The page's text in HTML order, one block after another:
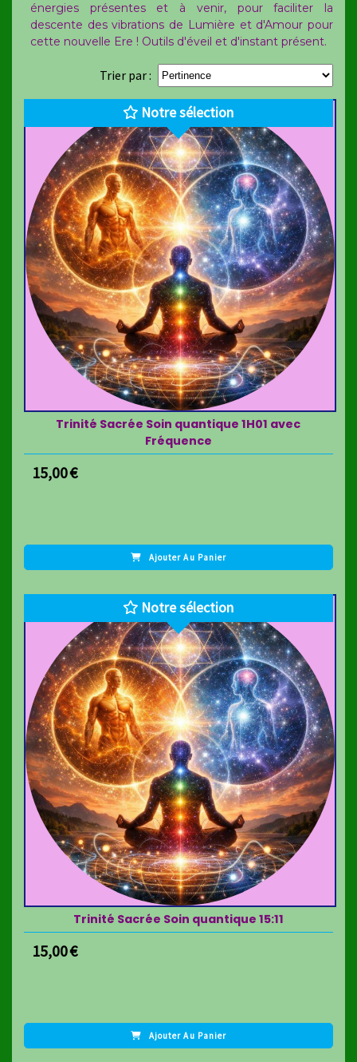
énergies présentes et à venir, pour faciliter la
descente des vibrations de Lumière et d'Amour pour
cette nouvelle Ere ! Outils d'éveil et d'instant présent.
Trier par :
Notre sélection
Trinité Sacrée Soin quantique 1H01 avec
Fréquence
15,00€
Ajouter Au Panier
Notre sélection
Trinité Sacrée Soin quantique 15:11
15,00€
Ajouter Au Panier